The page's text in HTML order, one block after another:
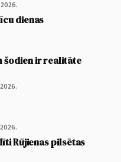
dienas
šodien ir realitāte
Rūjienas pilsētas